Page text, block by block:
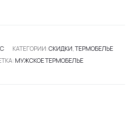
КАТЕГОРИИ:СКИДКИ,ТЕРМОБЕЛЬЕ
МУЖСКОЕ ТЕРМОБЕЛЬЕ